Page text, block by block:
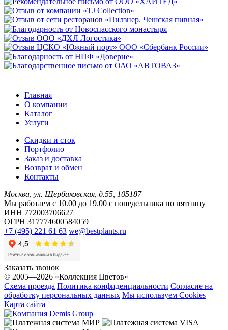
Главная
О компании
Каталог
Услуги
Скидки и сток
Портфолио
Заказ и доставка
Возврат и обмен
Контакты
Москва, ул. Щербаковская, д.55, 105187
Мы работаем с 10.00 до 19.00 c понедельника по пятницу
ИНН 772003706627
ОГРН 317774600584059
+7 (495) 221 61 63 we@bestplants.ru
Заказать звонок
© 2005—2026 «Коллекция Цветов»
Схема проезда Политика конфиденциальности Согласие на
обработку персональных данных Мы используем Cookies
Карта сайта